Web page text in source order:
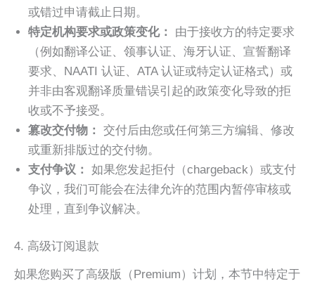
或错过申请截止日期。
特定机构要求或政策变化：
由于接收方的特定要求
（例如翻译公证、领事认证、海牙认证、宣誓翻译
要求、NAATI 认证、ATA 认证或特定认证格式）或
并非由客观翻译质量错误引起的政策变化导致的拒
收或不予接受。
篡改交付物：
交付后由您或任何第三方编辑、修改
或重新排版过的交付物。
支付争议：
如果您发起拒付（chargeback）或支付
争议，我们可能会在法律允许的范围内暂停审核或
处理，直到争议解决。
4. 高级订阅退款
如果您购买了高级版（Premium）计划，本节中特定于